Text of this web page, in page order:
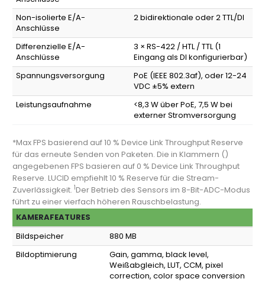
Non-isolierte E/A-
Anschlüsse
2 bidirektionale oder 2 TTL/DI
Differenzielle E/A-
Anschlüsse
3 × RS-422 / HTL / TTL (1
Eingang als DI konfigurierbar)
Spannungsversorgung
PoE (IEEE 802.3af), oder 12-24
VDC ±5% extern
Leistungsaufnahme
<8,3 W über PoE, 7,5 W bei
externer Stromversorgung
*Max FPS basierend auf 10 % Device Link Throughput Reserve
für das erneute Senden von Paketen. Die in Klammern ()
angegebenen FPS basieren auf 0 % Device Link Throughput
Reserve. LUCID empfiehlt 10 % Reserve für die Stream-
Zuverlässigkeit. 1Der Betrieb des Sensors im 8-Bit-ADC-Modus
führt zu einer vierfach höheren Rauschbelastung.
KAMERAFEATURES
Bildspeicher
880 MB
Bildoptimierung
Gain, gamma, black level,
Weißabgleich, LUT, CCM, pixel
correction, color space conversion